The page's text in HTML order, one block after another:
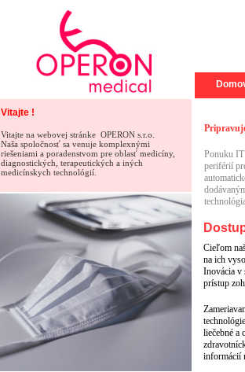
liečebné a
informácií
Ponuku IT
periférií
Cieľom
na ich
Inovácia v
prístup
Vitajte !
Vitajte na webovej stránke OPERON s.r.o.
Naša spoločnosť sa venuje komplexnými
riešeniami a poradenstvom pre oblasť medicíny,
diagnostických, terapeutických a iných
medicínskych technológií.